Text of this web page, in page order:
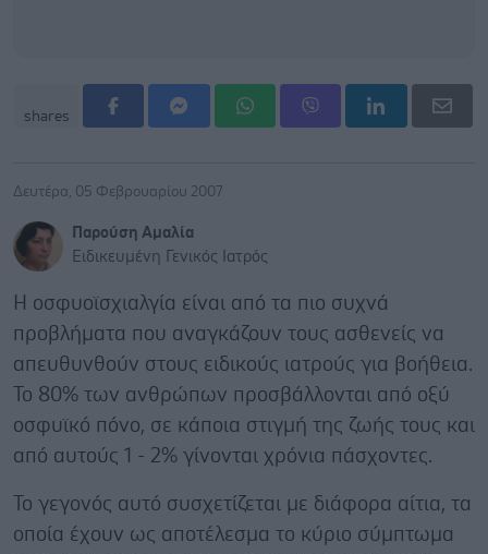
shares
Δευτέρα, 05 Φεβρουαρίου 2007
Παρούση Αμαλία
Ειδικευμένη Γενικός Ιατρός
Η οσφυοϊσχιαλγία είναι από τα πιο συχνά
προβλήματα που αναγκάζουν τους ασθενείς να
απευθυνθούν στους ειδικούς ιατρούς για βοήθεια.
Το 80% των ανθρώπων προσβάλλονται από οξύ
οσφυϊκό πόνο, σε κάποια στιγμή της ζωής τους και
από αυτούς 1 - 2% γίνονται χρόνια πάσχοντες.
Το γεγονός αυτό συσχετίζεται με διάφορα αίτια, τα
οποία έχουν ως αποτέλεσμα το κύριο σύμπτωμα